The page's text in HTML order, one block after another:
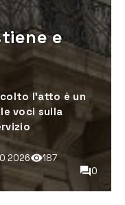
e
l'atto è un
voci sulla
2026
187
0